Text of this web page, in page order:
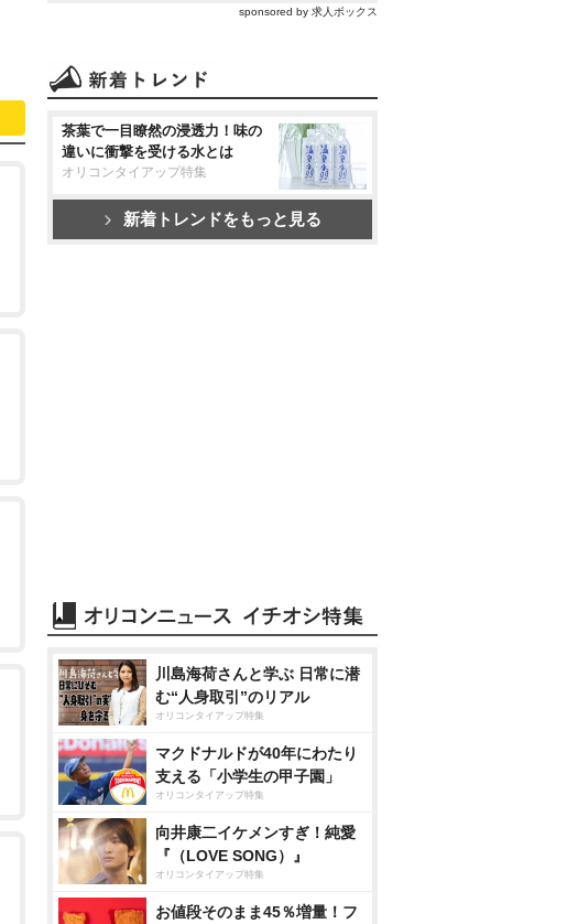
sponsored by 求人ボックス
茶葉で一目瞭然の浸透力！味の
違いに衝撃を受ける水とは
オリコンタイアップ特集
新着トレンドをもっと見る
川島海荷さんと学ぶ 日常に潜
む“人身取引”のリアル
オリコンタイアップ特集
マクドナルドが40年にわたり
支える「小学生の甲子園」
オリコンタイアップ特集
向井康二イケメンすぎ！純愛
『（LOVE SONG）』
オリコンタイアップ特集
お値段そのまま45％増量！フ